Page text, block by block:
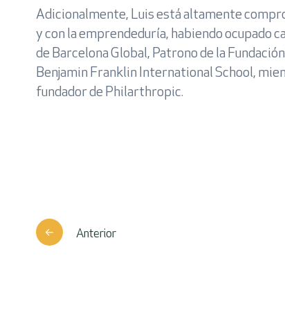
Adicionalmente, Luis está altamente
y con la emprendeduría, habiendo ocupado
de Barcelona Global, Patrono de la
Benjamin Franklin International School,
fundador de Philarthropic.
Anterior